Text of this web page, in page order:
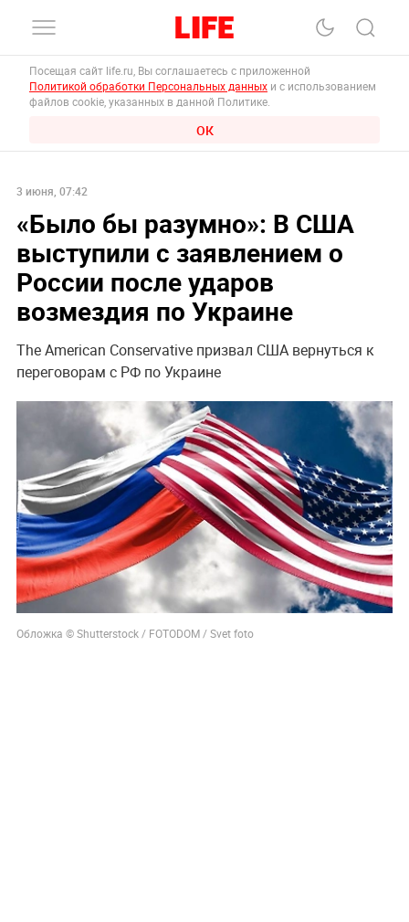
Посещая сайт life.ru, Вы соглашаетесь с приложенной
Политикой обработки Персональных данных и с использованием
файлов cookie, указанных в данной Политике.
ОК
3 июня, 07:42
«Было бы разумно»: В США
выступили с заявлением о
России после ударов
возмездия по Украине
The American Conservative призвал США вернуться к
переговорам с РФ по Украине
Обложка © Shutterstock / FOTODOM / Svet foto